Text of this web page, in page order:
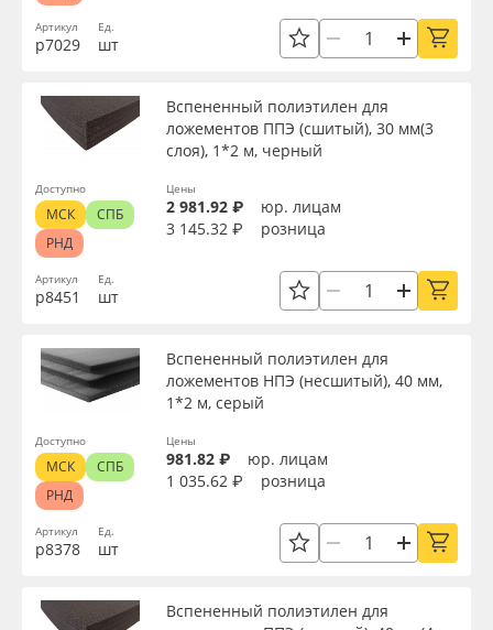
Артикул
р7029
Ед.
шт
Артикул
р8451
Вспененный полиэтилен для
ложементов ППЭ (сшитый), 30 мм(3
слоя), 1*2 м, черный
Ед.
шт
Цены
2 981.92 ₽
юр. лицам
3 145.32 ₽
розница
Доступно
МСК
СПБ
РНД
Артикул
р8378
Вспененный полиэтилен для
ложементов НПЭ (несшитый), 40 мм,
1*2 м, серый
Ед.
шт
Цены
981.82 ₽
юр. лицам
1 035.62 ₽
розница
Доступно
МСК
СПБ
РНД
Вспененный полиэтилен для